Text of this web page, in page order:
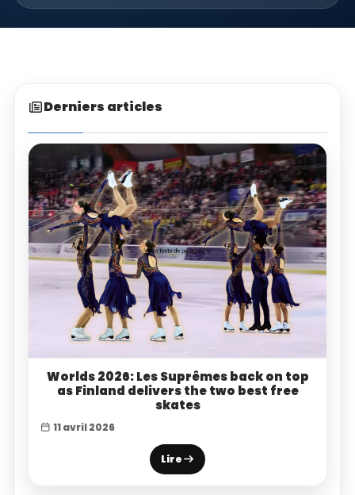
Derniers articles
Worlds 2026: Les Suprêmes back on top
as Finland delivers the two best free
skates
11 avril 2026
Lire